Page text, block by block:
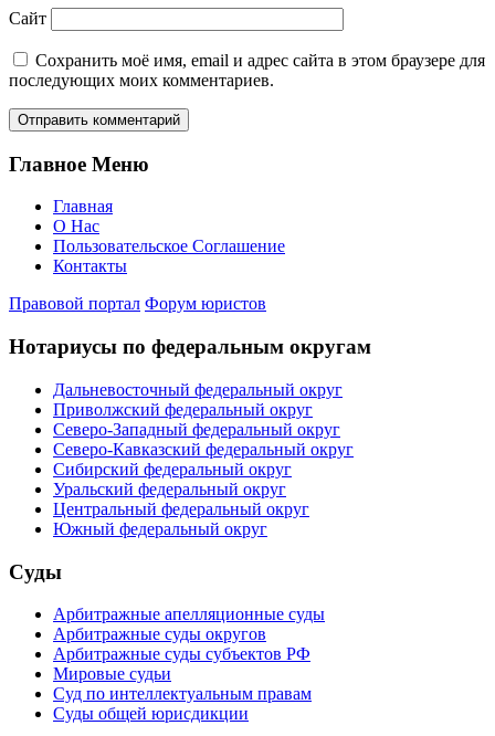
Сайт
Сохранить моё имя, email и адрес сайта в этом браузере для
последующих моих комментариев.
Главное Меню
Главная
О Нас
Пользовательское Соглашение
Контакты
Правовой портал Форум юристов
Нотариусы по федеральным округам
Дальневосточный федеральный округ
Приволжский федеральный округ
Северо-Западный федеральный округ
Северо-Кавказский федеральный округ
Сибирский федеральный округ
Уральский федеральный округ
Центральный федеральный округ
Южный федеральный округ
Суды
Арбитражные апелляционные суды
Арбитражные суды округов
Арбитражные суды субъектов РФ
Мировые судьи
Суд по интеллектуальным правам
Суды общей юрисдикции